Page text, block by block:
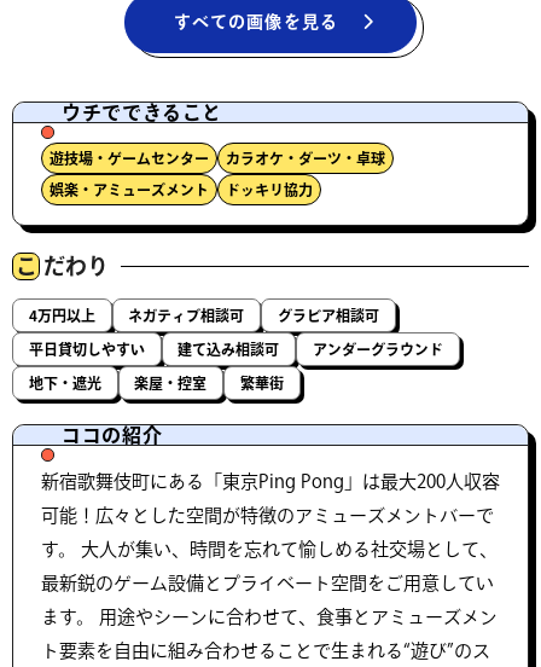
すべての画像を見る
ウチでできること
遊技場・ゲームセンター カラオケ・ダーツ・卓球
娯楽・アミューズメント ドッキリ協力
こ だわり
4万円以上 ネガティブ相談可 グラビア相談可
平日貸切しやすい 建て込み相談可 アンダーグラウンド
地下・遮光 楽屋・控室 繁華街
ココの紹介
新宿歌舞伎町にある「東京Ping Pong」は最大200人収容
可能！広々とした空間が特徴のアミューズメントバーで
す。 大人が集い、時間を忘れて愉しめる社交場として、
最新鋭のゲーム設備とプライベート空間をご用意してい
ます。 用途やシーンに合わせて、食事とアミューズメン
ト要素を自由に組み合わせることで生まれる“遊び”のス